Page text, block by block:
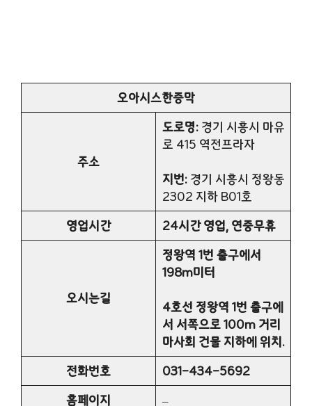
오아시스한증막
주소
도로명:경기 시흥시 마유
로 415 역전프라자
지번:경기 시흥시 정왕동
2302 지하 B01호
영업시간
24시간 영업, 연중무휴
오시는길
정왕역 1번 출구에서
198m미터
4호선 정왕역 1번 출구에
서 서쪽으로 100m 거리
마사회 건물 지하에 위치.
전화번호
031-434-5692
홈페이지
–